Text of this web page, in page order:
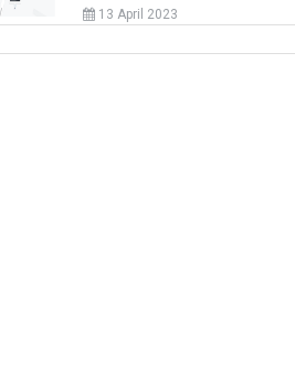
13 April 2023